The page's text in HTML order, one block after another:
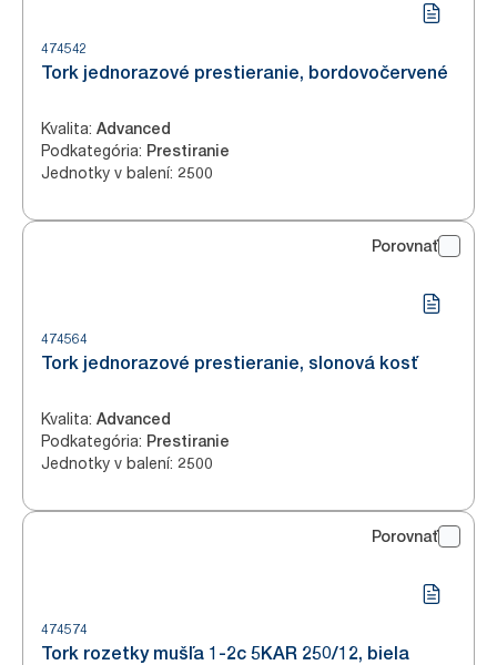
474542
Tork jednorazové prestieranie, bordovočervené
Kvalita: Advanced
Podkategória: Prestiranie
Jednotky v balení: 2500
Porovnať
474564
Tork jednorazové prestieranie, slonová kosť
Kvalita: Advanced
Podkategória: Prestiranie
Jednotky v balení: 2500
Porovnať
474574
Tork rozetky mušľa 1-2c 5KAR 250/12, biela